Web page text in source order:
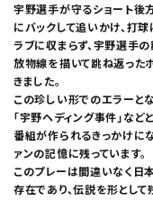
宇野選手が守るショート後
にバックして追いかけ、打
ラブに収まらず、宇野選手
放物線を描いて跳ね返った
きました。
この珍しい形でのエラーと
「宇野ヘディング事件」な
番組が作られるきっかけに
ァンの記憶に残っています。
このプレーは間違いなく日
存在であり、伝説を形とし